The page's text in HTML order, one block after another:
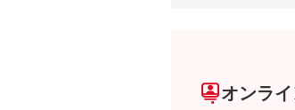
オンラ